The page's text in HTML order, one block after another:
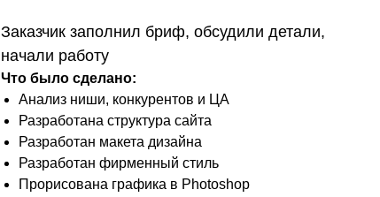
Заказчик заполнил бриф, обсудили детали,
начали работу
Что было сделано:
Анализ ниши, конкурентов и ЦА
Разработана структура сайта
Разработан макета дизайна
Разработан фирменный стиль
Прорисована графика в Photoshop